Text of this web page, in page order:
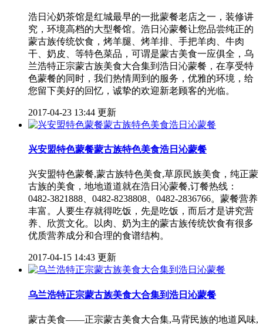
浩日沁奶茶馆是红城最早的一批蒙餐老店之一，装修讲
究，环境高档的大型餐馆。浩日沁蒙餐让您品尝纯正的
蒙古族传统饮食，烤羊腿、烤羊排、手把羊肉、牛肉
干、奶皮、等特色菜品，可谓是蒙古美食一应俱全，乌
兰浩特正宗蒙古族美食大合集到浩日沁蒙餐，在享受特
色蒙餐的同时，我们热情周到的服务，优雅的环境，给
您留下美好的回忆，诚挚的欢迎新老顾客的光临。
2017-04-23 13:44 更新
兴安盟特色蒙餐蒙古族特色美食浩日沁蒙餐
兴安盟特色蒙餐,蒙古族特色美食,草原民族美食，纯正蒙
古族的美食，地地道道就在浩日沁蒙餐,订餐热线：
0482-3821888、0482-8238808、0482-2836766。蒙餐营养
丰富。人要生存就得吃饭，先是吃饭，而后才是讲究营
养、欣赏文化。以肉、奶为主的蒙古族传统饮食有很多
优质营养成分和合理的食谱结构。
2017-04-15 14:43 更新
乌兰浩特正宗蒙古族美食大合集到浩日沁蒙餐
蒙古美食——正宗蒙古美食大合集,马背民族的地道风味,